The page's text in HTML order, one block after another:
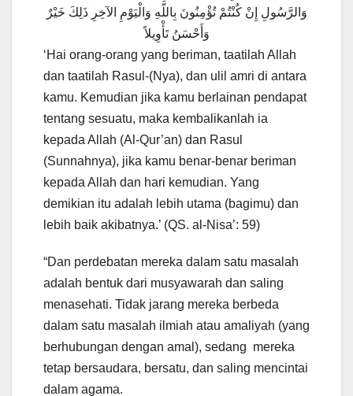
وَالرَّسُولِ إِنْ كُنْتُمْ تُؤْمِنُونَ بِاللَّهِ وَالْيَوْمِ الآخِرِ ذَلِكَ خَيْرٌ
وَأَحْسَنُ تَأْوِيلاً
‘Hai orang-orang yang beriman, taatilah Allah
dan taatilah Rasul-(Nya), dan ulil amri di antara
kamu. Kemudian jika kamu berlainan pendapat
tentang sesuatu, maka kembalikanlah ia
kepada Allah (Al-Qur’an) dan Rasul
(Sunnahnya), jika kamu benar-benar beriman
kepada Allah dan hari kemudian. Yang
demikian itu adalah lebih utama (bagimu) dan
lebih baik akibatnya.’ (QS. al-Nisa’: 59)
“Dan perdebatan mereka dalam satu masalah
adalah bentuk dari musyawarah dan saling
menasehati. Tidak jarang mereka berbeda
dalam satu masalah ilmiah atau amaliyah (yang
berhubungan dengan amal), sedang mereka
tetap bersaudara, bersatu, dan saling mencintai
dalam agama.